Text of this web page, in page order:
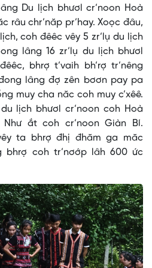
Du lịch bhươl cr’noon Hoà
râu chr’năp pr’hay. Xoọc đâu,
coh đêêc vêy 5 zr’lụ du lịch
lâng 16 zr’lụ du lịch bhươl
bhrợ t’vaih bh’rợ tr’nêng
lâng đợ zên bơơn pay pa
muy cha năc coh muy c’xêê.
lịch bhươl cr’noon coh Hoà
ắt coh cr’noon Giàn Bí.
ta bhrợ đhị đhăm ga măc
bhrợ coh tr’nơớp lâh 600 ức